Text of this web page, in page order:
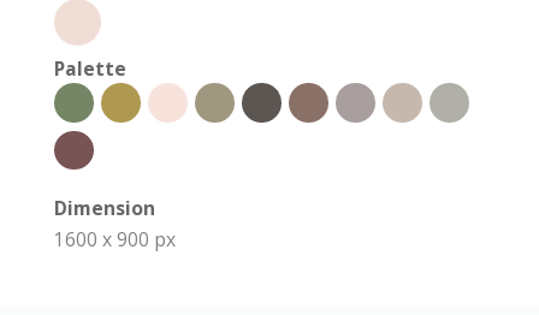
Palette
Dimension
1600 x 900 px